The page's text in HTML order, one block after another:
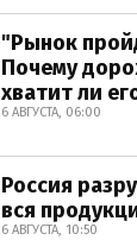
"Рынок
Почему
хватит ли
6 АВГУСТА, 06:00
Россия
вся
6 АВГУСТА, 10:50